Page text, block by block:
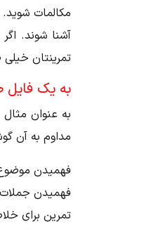
مکالمات
آشنا شوند.
تمرینتان
به یک
به عنوان
مداوم به آن
فهمیدن
فهمیدن
تمرین برای